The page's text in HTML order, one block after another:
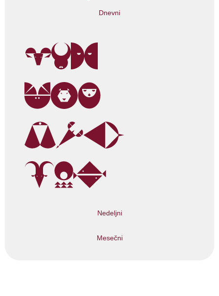
Dnevni
Nedeljni
Mesečni